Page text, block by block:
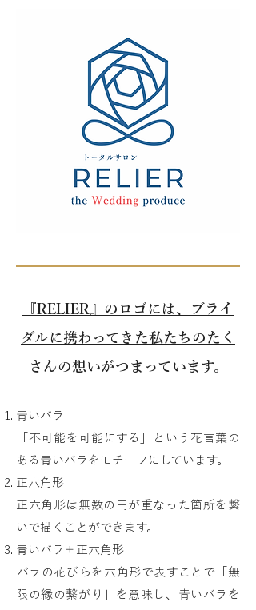
​『RELIER』のロゴには、ブライ
ダルに携わってきた私たちのたく
さんの想いがつまっています。
青いバラ
「不可能を可能にする」という花言葉の
ある青いバラをモチーフにしています。
正六角形
正六角形は無数の円が重なった箇所を繋
いで描くことができます。
青いバラ＋正六角形
​バラの花びらを六角形で表すことで「無
限の縁の繋がり」を意味し、青いバラを